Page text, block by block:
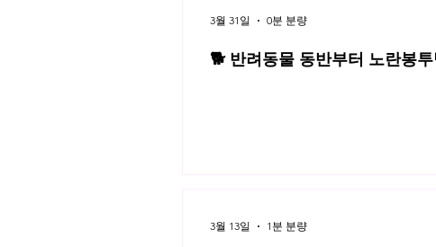
🐕 반려동물 동반부터 노란봉
3월 31일 0분 분량
3월 13일 1분 분량